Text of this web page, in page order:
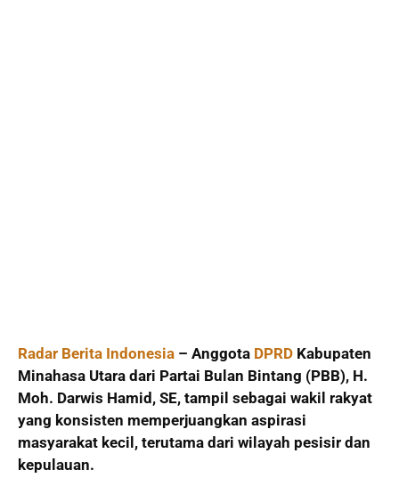
Radar Berita Indonesia – Anggota DPRD Kabupaten
Minahasa Utara dari Partai Bulan Bintang (PBB), H.
Moh. Darwis Hamid, SE, tampil sebagai wakil rakyat
yang konsisten memperjuangkan aspirasi
masyarakat kecil, terutama dari wilayah pesisir dan
kepulauan.